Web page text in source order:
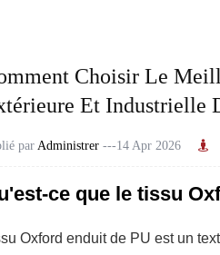
Choisir Le
Et Industrielle
parAdministrer ---14 Apr 2026
ce que le tissu
Oxford enduit de PU est un